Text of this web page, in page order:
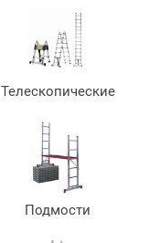
Телескопические
Подмости